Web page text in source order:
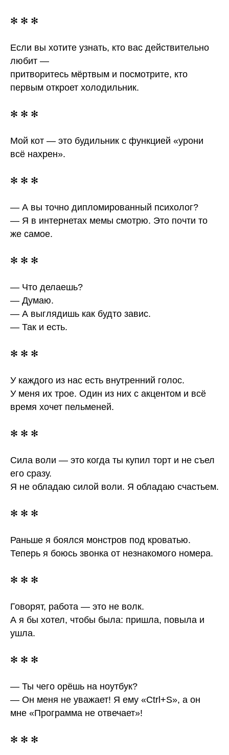
✻ ✻ ✻
Если вы хотите узнать, кто вас действительно
любит —
притворитесь мёртвым и посмотрите, кто
первым откроет холодильник.
✻ ✻ ✻
Мой кот — это будильник с функцией «урони
всё нахрен».
✻ ✻ ✻
— А вы точно дипломированный психолог?
— Я в интернетах мемы смотрю. Это почти то
же самое.
✻ ✻ ✻
— Что делаешь?
— Думаю.
— А выглядишь как будто завис.
— Так и есть.
✻ ✻ ✻
У каждого из нас есть внутренний голос.
У меня их трое. Один из них с акцентом и всё
время хочет пельменей.
✻ ✻ ✻
Сила воли — это когда ты купил торт и не съел
его сразу.
Я не обладаю силой воли. Я обладаю счастьем.
✻ ✻ ✻
Раньше я боялся монстров под кроватью.
Теперь я боюсь звонка от незнакомого номера.
✻ ✻ ✻
Говорят, работа — это не волк.
А я бы хотел, чтобы была: пришла, повыла и
ушла.
✻ ✻ ✻
— Ты чего орёшь на ноутбук?
— Он меня не уважает! Я ему «Ctrl+S», а он
мне «Программа не отвечает»!
✻ ✻ ✻